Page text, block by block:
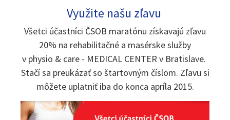
Využite našu zľavu
Všetci účastníci ČSOB maratónu získavajú zľavu
20% na rehabilitačné a masérske služby
v physio & care - MEDICAL CENTER v Bratislave.
Stačí sa preukázať so štartovným číslom. Zľavu si
môžete uplatniť iba do konca apríla 2015.